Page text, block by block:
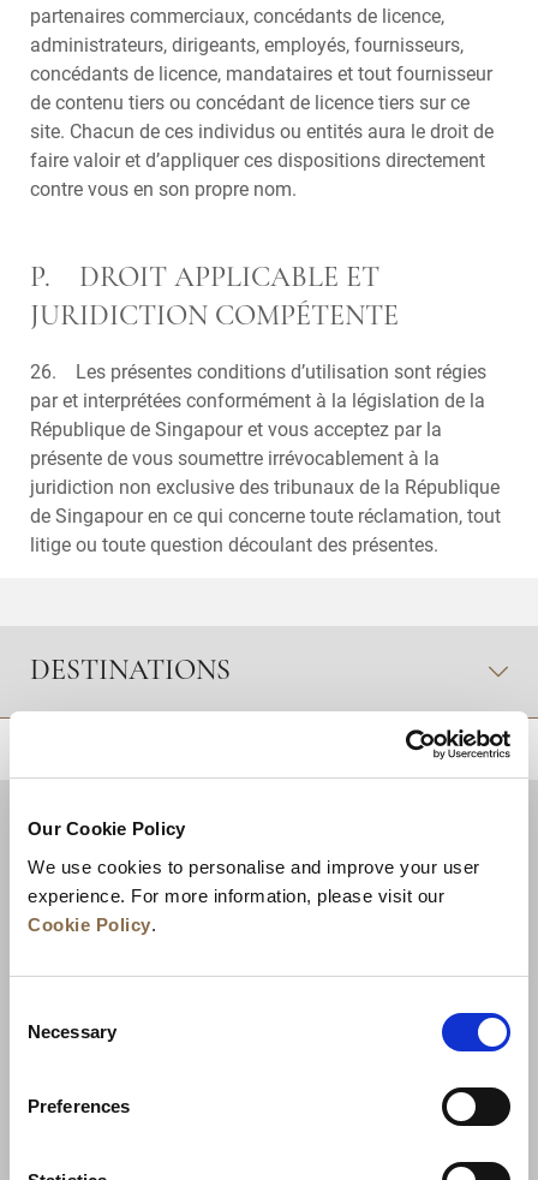
Our Cookie Policy
We use cookies to personalise and improve your user
experience. For more information, please visit our
Cookie Policy.
Selection
Necessary
Preferences
partenaires commerciaux, concédants de licence,
administrateurs, dirigeants, employés, fournisseurs,
concédants de licence, mandataires et tout fournisseur
de contenu tiers ou concédant de licence tiers sur ce
site. Chacun de ces individus ou entités aura le droit de
faire valoir et d’appliquer ces dispositions directement
contre vous en son propre nom.
P. DROIT APPLICABLE ET
JURIDICTION COMPÉTENTE
26. Les présentes conditions d’utilisation sont régies
par et interprétées conformément à la législation de la
République de Singapour et vous acceptez par la
présente de vous soumettre irrévocablement à la
juridiction non exclusive des tribunaux de la République
de Singapour en ce qui concerne toute réclamation, tout
litige ou toute question découlant des présentes.
DESTINATIONS
RETOUR EN HAUT DE PAGE